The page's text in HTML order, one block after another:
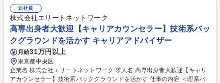
正社員
株式会社エリートネットワーク
高専出身者大歓迎【キャリアカウンセラー】技術系バッ
クグラウンドを活かす キャリアアドバイザー
月給31万円以上
東京都中央区
企業名 株式会社エリートネットワーク 求人名 高専出身者大歓迎【キャリ
アカウンセラー】技術系バックグラウンドを活かす 仕事の内容 ＜理系バ